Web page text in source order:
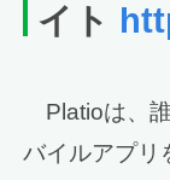
イト
Platioは、
バイルアプリ